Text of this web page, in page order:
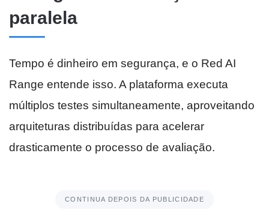
paralela
Tempo é dinheiro em segurança, e o Red AI
Range entende isso. A plataforma executa
múltiplos testes simultaneamente, aproveitando
arquiteturas distribuídas para acelerar
drasticamente o processo de avaliação.
CONTINUA DEPOIS DA PUBLICIDADE